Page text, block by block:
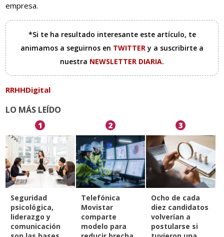
empresa.
*Si te ha resultado interesante este artículo, te
animamos a seguirnos en TWITTERy a suscribirte a
nuestra NEWSLETTER DIARIA.
RRHHDigital
LO MÁS LEÍDO
1
Seguridad
psicológica,
liderazgo y
comunicación
2
Telefónica
Movistar
comparte
modelo para
3
Ocho de cada
diez candidatos
volverían a
postularse si